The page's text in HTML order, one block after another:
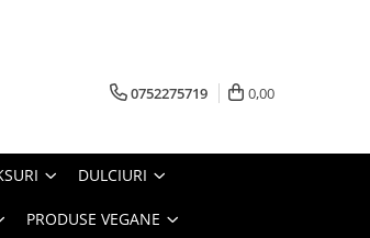
0752275719 0,00
DULCIURI
PRODUSE VEGANE